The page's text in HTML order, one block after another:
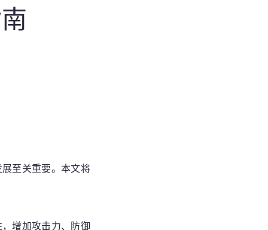
至关重要。本文将
增加攻击力、防御